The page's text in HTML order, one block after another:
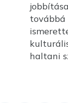
haltani